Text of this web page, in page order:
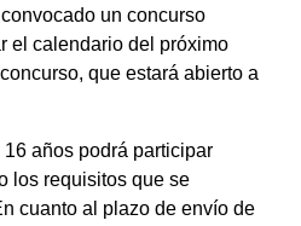
un concurso
el calendario del próximo
que estará abierto a
años podrá participar
los requisitos que se
cuanto al plazo de envío de